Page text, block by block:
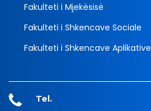
Fakulteti i Mjekësisë
Fakulteti i Shkencave Sociale
Fakulteti i Shkencave Aplikative
Tel.